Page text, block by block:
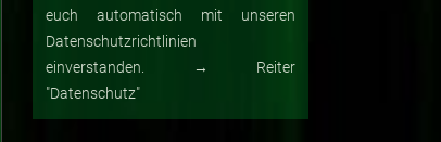
euch automatisch mit unseren
Datenschutzrichtlinien
einverstanden. → Reiter
"Datenschutz"